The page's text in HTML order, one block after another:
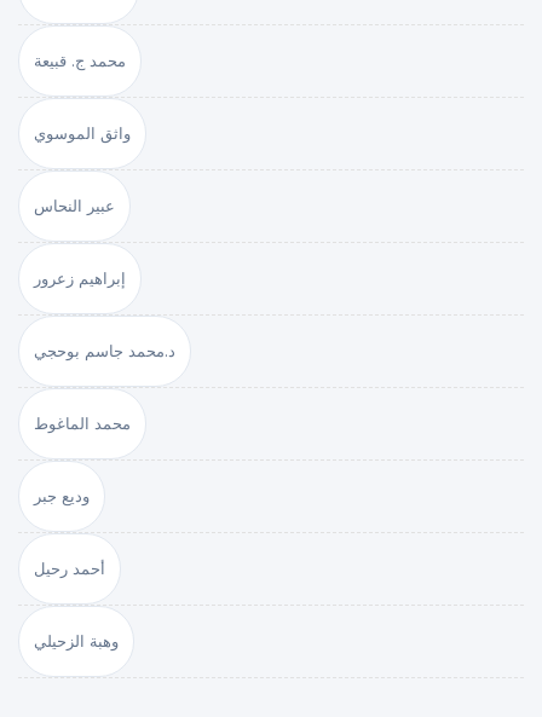
محمد ج. قبيعة
واثق الموسوي
عبير النحاس
إبراهيم زعرور
د.محمد جاسم بوحجي
محمد الماغوط
وديع جبر
أحمد رحيل
وهبة الزحيلي